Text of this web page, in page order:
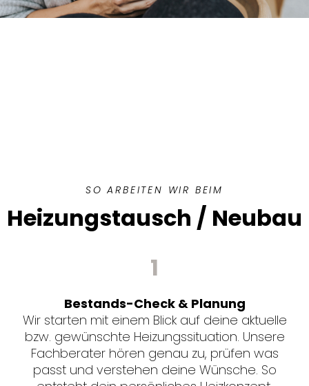
SO ARBEITEN WIR BEIM
Heizungstausch / Neubau
1
Bestands-Check & Planung
Wir starten mit einem Blick auf deine aktuelle
bzw. gewünschte Heizungssituation. Unsere
Fachberater hören genau zu, prüfen was
passt und verstehen deine Wünsche. So